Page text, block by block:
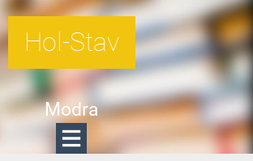
Hol-Stav
Modra